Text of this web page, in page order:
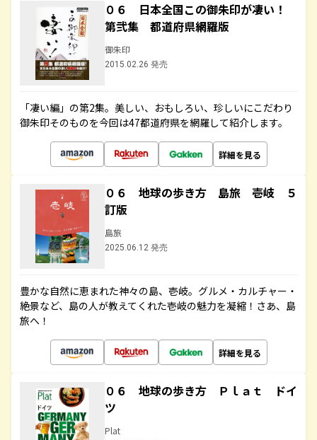
０６ 日本全国この御朱印が凄い！
第弐集 都道府県網羅版
御朱印
2015.02.26 発売
「凄い編」の第2集。美しい、おもしろい、珍しいにこだわり
御朱印そのものを今回は47都道府県を網羅して紹介します。
詳細を見る
０６ 地球の歩き方 島旅 壱岐 ５
訂版
島旅
2025.06.12 発売
豊かな自然に恵まれた神々の島、壱岐。グルメ・カルチャー・
絶景など、島の人が教えてくれた壱岐の魅力を凝縮！さあ、島
旅へ！
詳細を見る
０６ 地球の歩き方 Ｐｌａｔ ドイ
ツ
Plat